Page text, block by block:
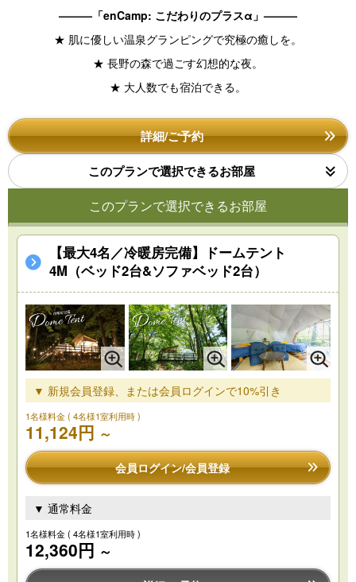
———「enCamp: こだわりのプラスα」———
★ 肌に優しい温泉グランピングで究極の癒しを。
★ 長野の森で過ごす幻想的な夜。
★ 大人数でも宿泊できる。
詳細/ご予約
このプランで選択できるお部屋
このプランで選択できるお部屋
【最大4名／冷暖房完備】ドームテント
4M（ベッド2台&ソファベッド2台）
▼ 新規会員登録、または会員ログインで10%引き
1名様料金( 4名様1室利用時 )
11,124円 ～
会員ログイン/会員登録
▼ 通常料金
1名様料金( 4名様1室利用時 )
12,360円 ～